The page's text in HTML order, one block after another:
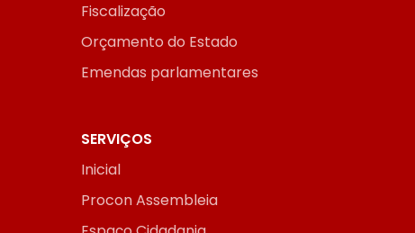
Fiscalização
Orçamento do Estado
Emendas parlamentares
SERVIÇOS
Inicial
Procon Assembleia